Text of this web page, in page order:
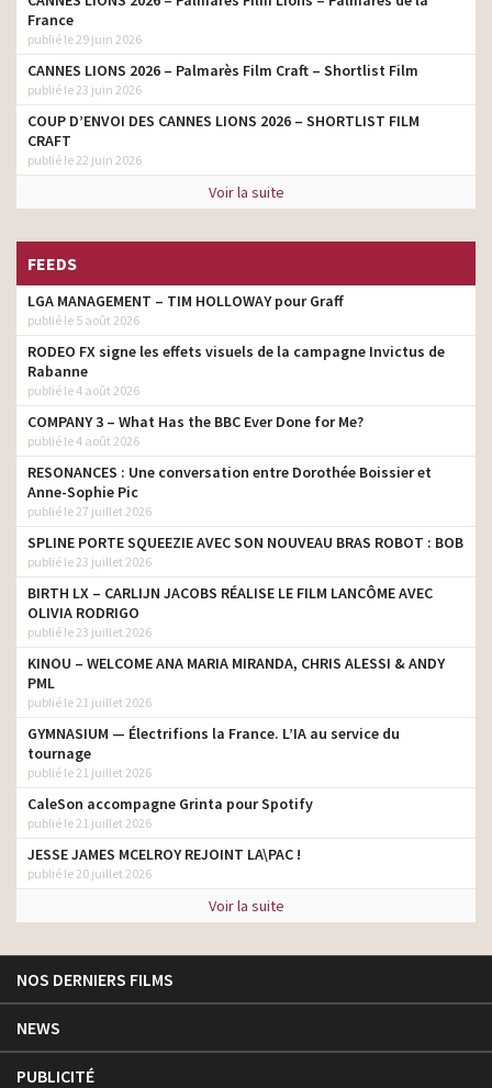
France
publié le 29 juin 2026
CANNES LIONS 2026 – Palmarès Film Craft – Shortlist Film
publié le 23 juin 2026
COUP D’ENVOI DES CANNES LIONS 2026 – SHORTLIST FILM
CRAFT
publié le 22 juin 2026
Voir la suite
FEEDS
LGA MANAGEMENT – TIM HOLLOWAY pour Graff
publié le 5 août 2026
RODEO FX signe les effets visuels de la campagne Invictus de
Rabanne
publié le 4 août 2026
COMPANY 3 – What Has the BBC Ever Done for Me?
publié le 4 août 2026
RESONANCES : Une conversation entre Dorothée Boissier et
Anne-Sophie Pic
publié le 27 juillet 2026
SPLINE PORTE SQUEEZIE AVEC SON NOUVEAU BRAS ROBOT : BOB
publié le 23 juillet 2026
BIRTH LX – CARLIJN JACOBS RÉALISE LE FILM LANCÔME AVEC
OLIVIA RODRIGO
publié le 23 juillet 2026
KINOU – WELCOME ANA MARIA MIRANDA, CHRIS ALESSI & ANDY
PML
publié le 21 juillet 2026
GYMNASIUM — Électrifions la France. L’IA au service du
tournage
publié le 21 juillet 2026
CaleSon accompagne Grinta pour Spotify
publié le 21 juillet 2026
JESSE JAMES MCELROY REJOINT LA\PAC !
publié le 20 juillet 2026
Voir la suite
NOS DERNIERS FILMS
NEWS
PUBLICITÉ